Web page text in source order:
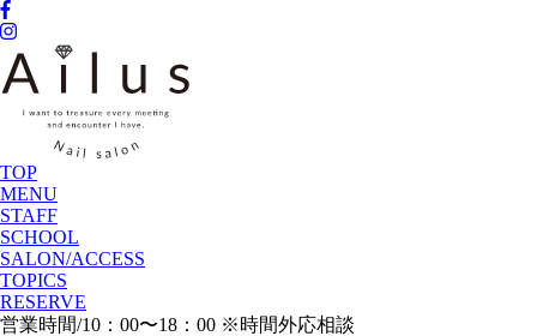
TOP
MENU
STAFF
SCHOOL
SALON/ACCESS
TOPICS
RESERVE
営業時間/10：00〜18：00 ※時間外応相談